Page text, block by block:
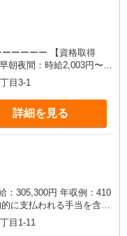
）
＊日曜祝日：時給1,920円〜 ーーーーーーー
目3-1
詳細を見る
：305,300円 年収例：410
職務手当 ・特別地域手
特別手当 ・働きがい向上
目1-11